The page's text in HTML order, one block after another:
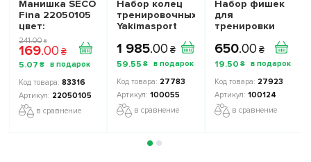
Манишка SECO
Fina 22050105
цвет:
оранжевая
кислота
241.00 ₴
169.00 ₴
5.07 ₴
83316
22050105
в сравнение
Набор колец
тренировочных
Yakimasport
сумка
1 985.00 ₴
59.55 ₴
27783
100055
в сравнение
Набор фишек
для
тренировки
Yakimasport
100124
650.00 ₴
19.50 ₴
27923
100124
в сравнение